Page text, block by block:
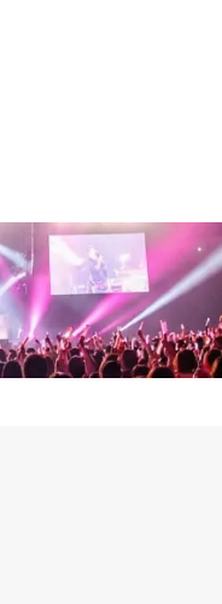
ンタジースポット」など、様々
劇場で公開される。
跡劇だ。パク・ソンウンはドン
うとするドンジュと、彼を利用
ーなリアルタイム心理対決は、
めている。危機に見舞われたド
ギーナイト」、ドラマ「スポン
シーズン2まで、多方面で活躍し
配信の犠牲者になる危機に見舞
だ。同作は緊張感あふれる台本
ンウンは「シナリオを読む時、
品に出演することになって嬉し